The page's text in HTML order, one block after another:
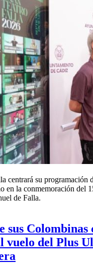
centrará su programación
en la conmemoración del
de Falla.
sus Colombinas
vuelo del Plus